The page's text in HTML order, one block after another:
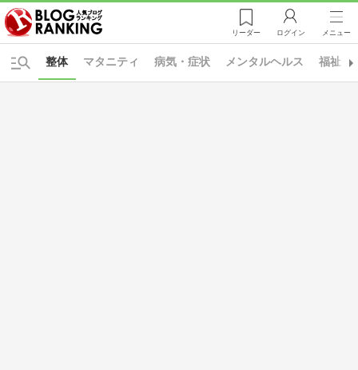
リーダー ログイン メニュー
マタニティ 病気・症状 メンタルヘルス 福祉・
整体